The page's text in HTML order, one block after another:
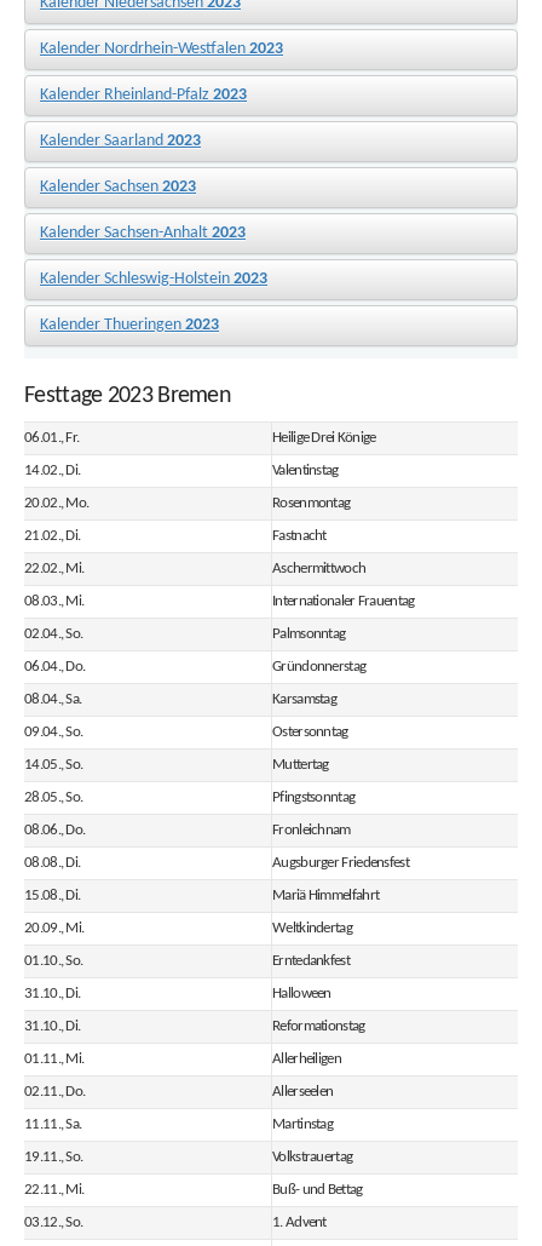
Kalender Nordrhein-Westfalen 2023
Kalender Rheinland-Pfalz 2023
Kalender Saarland 2023
Kalender Sachsen 2023
Kalender Sachsen-Anhalt 2023
Kalender Schleswig-Holstein 2023
Kalender Thueringen 2023
Festtage 2023 Bremen
06.01., Fr. Heilige Drei Könige
14.02., Di. Valentinstag
20.02., Mo. Rosenmontag
21.02., Di. Fastnacht
22.02., Mi. Aschermittwoch
08.03., Mi. Internationaler Frauentag
02.04., So. Palmsonntag
06.04., Do. Gründonnerstag
08.04., Sa. Karsamstag
09.04., So. Ostersonntag
14.05., So. Muttertag
28.05., So. Pfingstsonntag
08.06., Do. Fronleichnam
08.08., Di. Augsburger Friedensfest
15.08., Di. Mariä Himmelfahrt
20.09., Mi. Weltkindertag
01.10., So. Erntedankfest
31.10., Di. Halloween
31.10., Di. Reformationstag
01.11., Mi. Allerheiligen
02.11., Do. Allerseelen
11.11., Sa. Martinstag
19.11., So. Volkstrauertag
22.11., Mi. Buß- und Bettag
03.12., So. 1. Advent